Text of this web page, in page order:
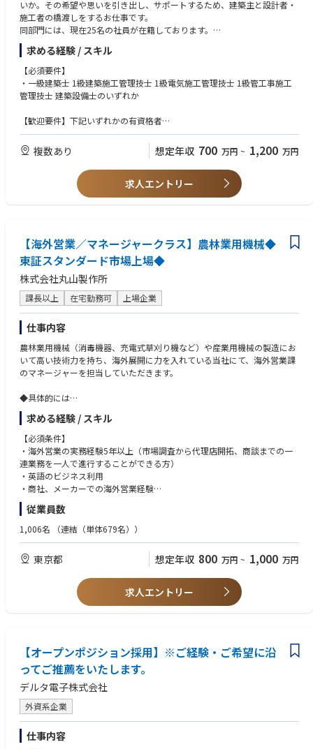
いか。その希望や思いを引き出し、サポートするため、建築主と設計者・
施工者の橋渡しをするお仕事です。
同部門には、現在25名の社員が在籍しております。
■業務詳細：
・物件種別：官庁施設、医療福祉施設、オフィスビル、生産施設、文教施
設など多岐に渡る大型施設。
・社内においては、意匠・設備・構造の設計部門の担当者との打合せを行
い、また対外的には発注主となる官・民のクライアント、その資金元とな
ークホルダーとの接点を持つこととなります。
ト・仕様策定、基本設計・実施設計、建設会社の選定、発注方式の検討、
契約の取りまとめなどを頂き、川上から川下までクライアントの要望に沿
い、且つ適正価格で無理なく無駄なく建設プロジェクトを取り纏めて頂く
業務となります。
またピュアCM方式、アットリスク方式に関しては案件により異なる手法
の統括・マネジメントを行い、クライアントが有している事業への「想
い」や「ニーズ」の具現化、および経営基盤の構築支援を行います。
・建築技術面だけではなく、クライアントの事業を推進するうえで切り離
すことができない、あらゆる専門分野と連携・融合させたソリューション
を提供します。
■具体的な仕事内容
・施設建築プロジェクトにおける建築設計(意匠・構造)のコンセプト立案
から企画・基本計画・技術検討・設計検証・工事監理まで、すべての工程
に携わっていただきます。
・大規模スポーツ・エンターテインメント施設/ホテル/R&D生産施設/公
共、PPP・PFI/まちづくり・複合施設/教育施設/物流施設/ 医療施設/官公
おける課題解決に向けたソリューションサービス(CM/PM、FM/LCM等)の
・各業界における大手企業の事業計画・企画段階（最上流）から携わり、
建物を建てる事がゴールではなく、場合によってはその建物を通じて得ら
れる収益や地域貢献性など、企業の事業性や社会課題を解決することを念
頭に置いた提案を行います。
■業界のトレンド・動向
・現在の建設業界について官庁工事においては入札の不落・不調、民間工
事においては建設プロジェクトの凍結といった問題が浮上しております。
この背景としては2013年以降に浮き彫りとなった技術者不足による建設費
の高騰にありますが、その結果、品質面でのリスクも抱える事となってお
ります。
同社においては、建設プロジェクトを円滑に進めるために設計段階・工事
段階それぞれにおいての効率化を推し進める事と、品質・コストの最適化
を実現できる専門家を求めています。
・メニコン シアターAoiビル 愛知県名古屋市
・ニデックけいはんなテクノロジーセンター 京都府相楽郡
・NEDO国際実証事業～幹細胞再生医療研究棟 中国 上海市
・Panasonic Stadium SUITA 大阪府吹田市
・日本電産 長野技術開発センター 長野県駒ヶ根市
・芦屋モーターボート競走場 福岡県遠賀郡
・びわこモーターボート競走場 滋賀県大津市
求める経験 / スキル
【必須要件】
・一級建築士 1級建築施工管理技士 1級電気施工管理技士 1級管工事施工
管理技士 建築設備士のいずれか
【歓迎要件】下記いずれかの有資格者
・PM、CM会社における建設プロジェクトマネジメントの経験
・設計事務所、建設会社などにおける意匠設計・構造設計の経験
・デベロッパー、施設運営会社、商社などにおける商品企画、事業プロジ
ェクトマネジメント、技術支援などの経験
・建設会社などにおける現場管理（品質・コスト・納期）の経験
・構造設計一級建築士、認定コンストラクションマネジャー、認定ファシ
複数あり 想定年収 700 万円 ~ 1,200 万円
求人エントリー
【海外営業／マネージャークラス】農林業用機械◆
東証スタンダード市場上場◆
株式会社丸山製作所
課長以上 在宅勤務可 上場企業
仕事内容
農林業用機械（消毒機器、充電式草刈り機など）や産業用機械の製造にお
いて高い技術力を持ち、海外展開に力を入れている当社にて、海外営業課
のマネージャーを担当していただきます。
◆具体的には
◎新規市場の開拓：未開拓国への訪問調査、市場分析、販売戦略の立案、
展示会への出店
◎既存代理店との関係強化：定期訪問、商談、新製品提案
◎新規代理店の開拓：候補先の選定、アプローチ、契約交渉
◎プロジェクトマネジメント：特定地域や製品ラインの販売計画立案、進
捗管理
◎市場調査：現地訪問による市場ニーズの把握、競合分析、製品開発への
◎社内連携：開発部門や生産部門との連携による市場ニーズに合った製品
提案
※海外出張は2～3か月に一度・2週間程度の出張が発生します。
海外営業本部は課長以下、メンバークラス5名の合計6名で構成されており
求める経験 / スキル
【必須条件】
・海外営業の実務経験5年以上（市場調査から代理店開拓、商談までの一
連業務を一人で進行することができる方）
・英語のビジネス利用
・商社、メーカーでの海外営業経験
・リーダー、マネジメントのご経験
従業員数
1,006名 （連結（単体679名））
東京都 想定年収 800 万円 ~ 1,000 万円
求人エントリー
【オープンポジション採用】※ご経験・ご希望に沿
ってご推薦をいたします。
デルタ電子株式会社
外資系企業
仕事内容